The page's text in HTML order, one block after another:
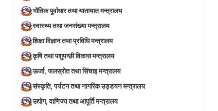
भौतिक पूर्वाधार तथा यातायात मन्त्रालय
स्वास्थ्य तथा जनसंख्या मन्त्रालय
शिक्षा विज्ञान तथा प्रविधि मन्त्रालय
कृषि तथा पशुपन्छी विकास मन्त्रालय
ऊर्जा, जलस्रोत तथा सिंचाइ मन्त्रालय
संस्कृति, पर्यटन तथा नागरिक उड्डयन मन्त्रालय
उद्योग, वाणिज्य तथा आपूर्ति मन्त्रालय